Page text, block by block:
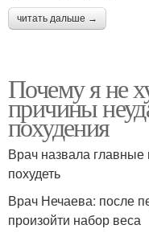
читать дальше →
Почему я не
причины
похудения
Врач назвала
похудеть
Врач Нечаева: после
произойти набор веса